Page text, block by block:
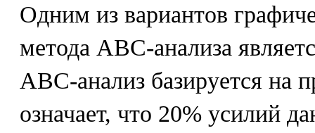
Одним из вариантов
метода АВС-анализа
АВС-анализ базируется на
означает, что 20% усилий